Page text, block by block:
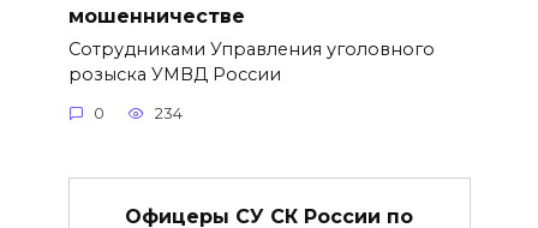
мошенничестве
Сотрудниками Управления уголовного
розыска УМВД России
0 234
Офицеры СУ СК России по